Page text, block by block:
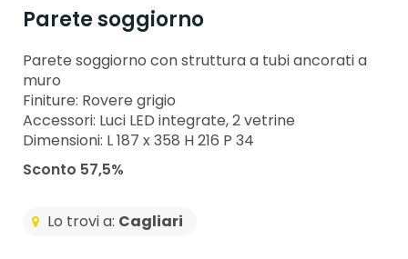
Parete soggiorno
Parete soggiorno con struttura a tubi ancorati a
muro
Finiture: Rovere grigio
Accessori: Luci LED integrate, 2 vetrine
Dimensioni: L 187 x 358 H 216 P 34
Sconto 57,5%
Lo trovi a: Cagliari